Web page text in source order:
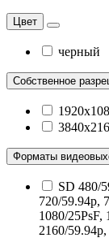
Цвет
черный
Собственное
Форматы
SD 480/
720/59.94p,
1080/25PsF,
2160/